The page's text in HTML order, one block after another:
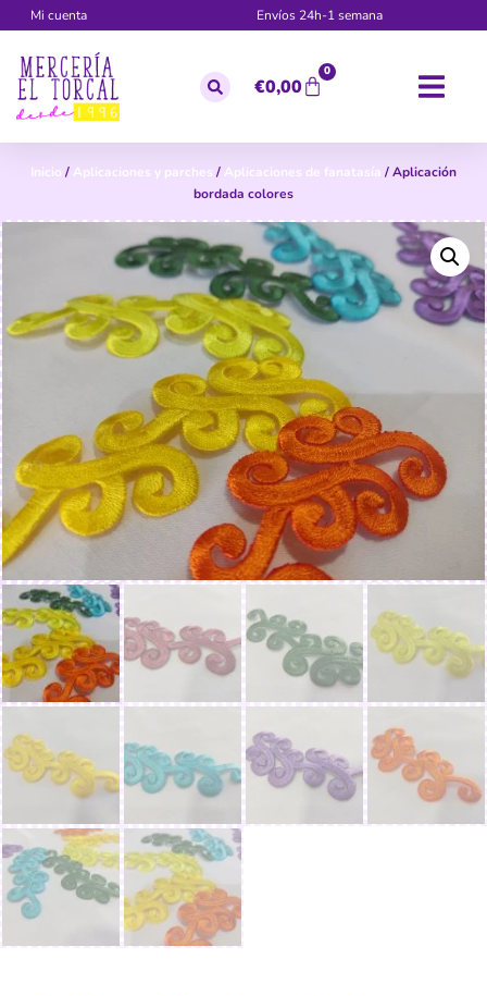
Mi cuenta Envíos 24h-1 semana
€0,00
0
Inicio / Aplicaciones y parches / Aplicaciones de fanatasía / Aplicación
bordada colores